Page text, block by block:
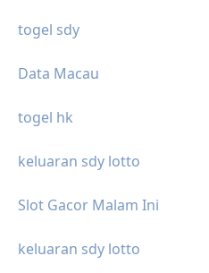
togel sdy
Data Macau
togel hk
keluaran sdy lotto
Slot Gacor Malam Ini
keluaran sdy lotto